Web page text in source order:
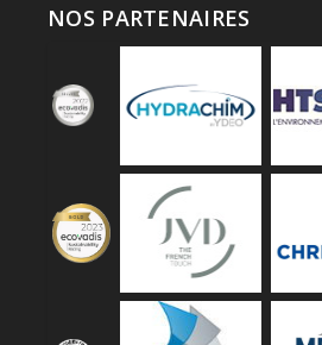
NOS PARTENAIRES